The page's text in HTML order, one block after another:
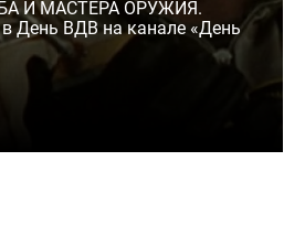
И МАСТЕРА ОРУЖИЯ.
День ВДВ на канале «День